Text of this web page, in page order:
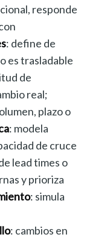
responde
: define de
es trasladable
de
real;
plazo o
: modela
de cruce
lead times o
y prioriza
: simula
: cambios en